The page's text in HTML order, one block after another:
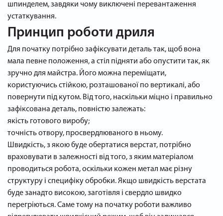
шпинделем, завдяки чому виключені перевантаження
устаткування.
Принцип роботи дриля
Для початку потрібно зафіксувати деталь так, щоб вона
мала певне положення, а стіл підняти або опустити так, як
зручно для майстра. Його можна переміщати,
користуючись стійкою, розташованої по вертикалі, або
повернути під кутом. Від того, наскільки міцно і правильно
зафіксована деталь, повністю залежать:
якість готового виробу;
точність отвору, просвердлюваного в ньому.
Швидкість, з якою буде обертатися верстат, потрібно
враховувати в залежності від того, з яким матеріалом
проводиться робота, оскільки кожен метал має різну
структуру і специфіку обробки. Якщо швидкість верстата
буде занадто високою, заготівля і свердло швидко
перегріються. Саме тому на початку роботи важливо